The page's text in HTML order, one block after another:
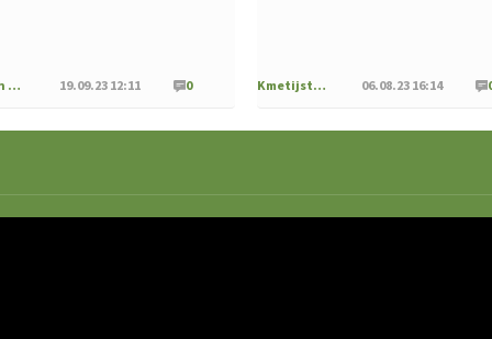
Iz naših krajev 19.09.23 12:11 0 Kmetijstvo Podravja in Pomurja 06.08.23 16:14